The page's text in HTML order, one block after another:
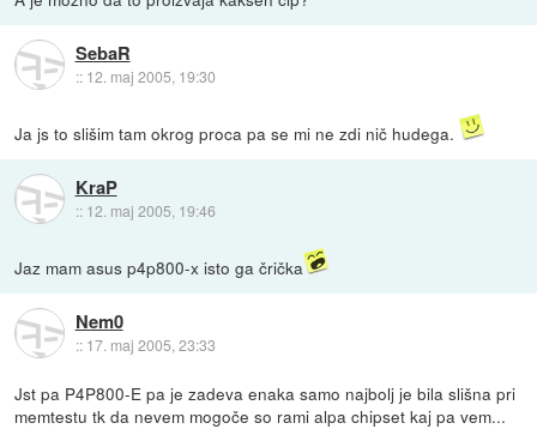
SebaR
:: 12. maj 2005, 19:30
Ja js to slišim tam okrog proca pa se mi ne zdi nič hudega.
KraP
:: 12. maj 2005, 19:46
Jaz mam asus p4p800-x isto ga črička
Nem0
:: 17. maj 2005, 23:33
Jst pa P4P800-E pa je zadeva enaka samo najbolj je bila slišna pri
memtestu tk da nevem mogoče so rami alpa chipset kaj pa vem...